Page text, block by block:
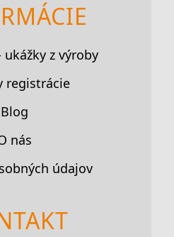
ukážky z výroby
registrácie
Blog
nás
údajov